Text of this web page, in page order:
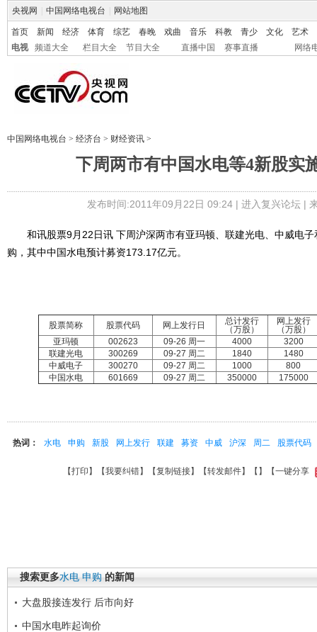
央视网 中国网络电视台 网站地图
首页 新闻 经济 体育 综艺 春晚 戏曲 音乐 科教 青少 文化
艺术
电视
频道大全 栏目大全 节目大全 直播中国 赛事直播 网络
中国网络电视台 > 经济台 > 财经资讯 >
下周两市有中国水电等4新股实
发布时间:2011年09月22日 09:24 | 进入复兴论坛|
和讯股票9月22日讯 下周沪深两市有亚玛顿、联建光电、中威电子
购，其中中国水电预计募资173.17亿元。
股票简称 股票代码 网上发行日
总计发行
（万股）
网上发行
（万股）
亚玛顿
002623 09-26 周一 4000
3200
联建光电
300269 09-27 周二 1840
1480
中威电子
300270 09-27 周二 1000
800
中国水电
601669 09-27 周二 350000 175000
热词： 水电 申购 新股 网上发行 联建 募资 中威 沪深 周二 股票代码
【打印 】【我要纠错】【复制链接】【转发邮件】【 】 【一键分享
搜索更多水电 申购 的新闻
大盘股接连发行 后市向好
中国水电昨起询价